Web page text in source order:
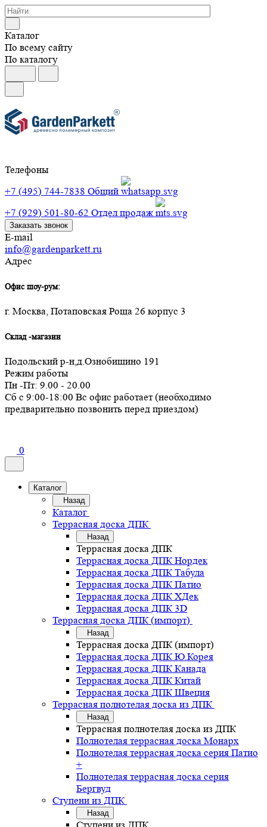
Каталог
По всему сайту
По каталогу
Телефоны
+7 (495) 744-7838 Общий
+7 (929) 501-80-62 Отдел продаж
Заказать звонок
E-mail
info@gardenparkett.ru
Адрес
Офис шоу-рум:
г. Москва, Потаповская Роща 26 корпус 3
Склад -магазин
Подольский р-н,д.Ознобишино 191
Режим работы
Пн -Пт: 9.00 - 20.00
Сб с 9:00-18:00 Вс офис работает (необходимо
предварительно позвонить перед приездом)
0
Каталог
Назад
Каталог
Террасная доска ДПК
Назад
Террасная доска ДПК
Террасная доска ДПК Нордек
Террасная доска ДПК Табула
Террасная доска ДПК Патио
Террасная доска ДПК ХДек
Террасная доска ДПК 3D
Террасная доска ДПК (импорт)
Назад
Террасная доска ДПК (импорт)
Террасная доска ДПК Ю.Корея
Террасная доска ДПК Канада
Террасная доска ДПК Китай
Террасная доска ДПК Швеция
Террасная полнотелая доска из ДПК
Назад
Террасная полнотелая доска из ДПК
Полнотелая террасная доска Монарх
Полнотелая террасная доска серия Патио
+
Полнотелая террасная доска серия
Бергвуд
Ступени из ДПК
Назад